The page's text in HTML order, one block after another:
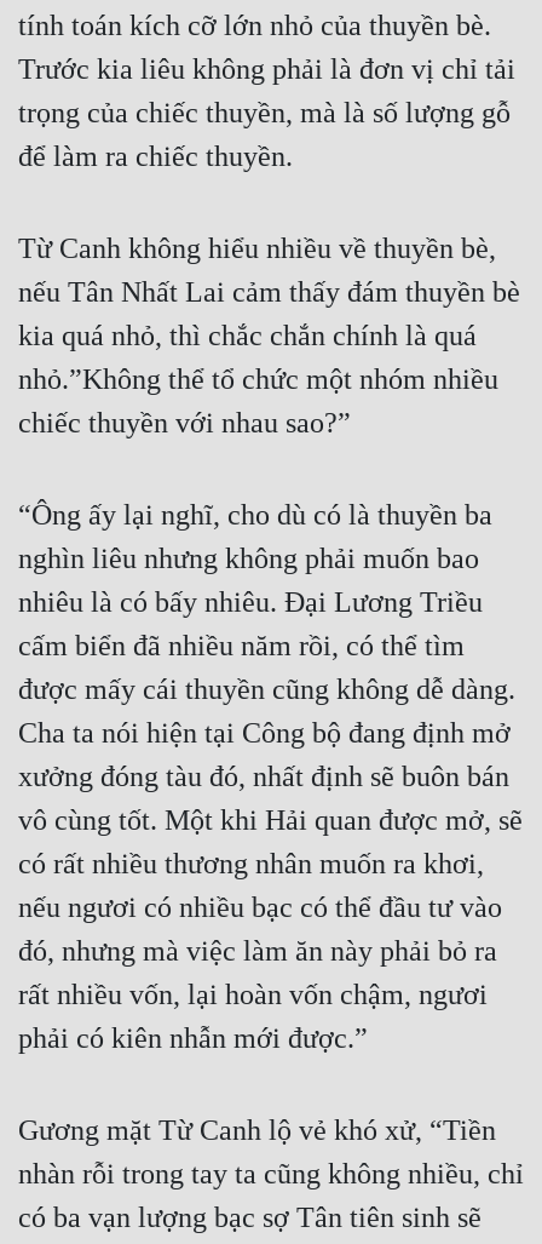
tính toán kích cỡ lớn nhỏ của thuyền bè.
Trước kia liêu không phải là đơn vị chỉ tải
trọng của chiếc thuyền, mà là số lượng gỗ
để làm ra chiếc thuyền.
Từ Canh không hiểu nhiều về thuyền bè,
nếu Tân Nhất Lai cảm thấy đám thuyền bè
kia quá nhỏ, thì chắc chắn chính là quá
nhỏ.”Không thể tổ chức một nhóm nhiều
chiếc thuyền với nhau sao?”
“Ông ấy lại nghĩ, cho dù có là thuyền ba
nghìn liêu nhưng không phải muốn bao
nhiêu là có bấy nhiêu. Đại Lương Triều
cấm biển đã nhiều năm rồi, có thể tìm
được mấy cái thuyền cũng không dễ dàng.
Cha ta nói hiện tại Công bộ đang định mở
xưởng đóng tàu đó, nhất định sẽ buôn bán
vô cùng tốt. Một khi Hải quan được mở, sẽ
có rất nhiều thương nhân muốn ra khơi,
nếu ngươi có nhiều bạc có thể đầu tư vào
đó, nhưng mà việc làm ăn này phải bỏ ra
rất nhiều vốn, lại hoàn vốn chậm, ngươi
phải có kiên nhẫn mới được.”
Gương mặt Từ Canh lộ vẻ khó xử, “Tiền
nhàn rỗi trong tay ta cũng không nhiều, chỉ
có ba vạn lượng bạc sợ Tân tiên sinh sẽ